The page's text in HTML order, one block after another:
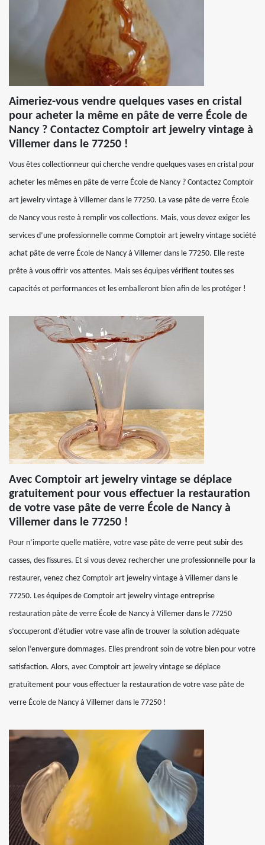
Aimeriez-vous vendre quelques vases en cristal
pour acheter la même en pâte de verre École de
Nancy ? Contactez Comptoir art jewelry vintage à
Villemer dans le 77250 !
Vous êtes collectionneur qui cherche vendre quelques vases en cristal pour
acheter les mêmes en pâte de verre École de Nancy ? Contactez Comptoir
art jewelry vintage à Villemer dans le 77250. La vase pâte de verre École
de Nancy vous reste à remplir vos collections. Mais, vous devez exiger les
services d’une professionnelle comme Comptoir art jewelry vintage société
achat pâte de verre École de Nancy à Villemer dans le 77250. Elle reste
prête à vous offrir vos attentes. Mais ses équipes vérifient toutes ses
capacités et performances et les emballeront bien afin de les protéger !
Avec Comptoir art jewelry vintage se déplace
gratuitement pour vous effectuer la restauration
de votre vase pâte de verre École de Nancy à
Villemer dans le 77250 !
Pour n’importe quelle matière, votre vase pâte de verre peut subir des
casses, des fissures. Et si vous devez rechercher une professionnelle pour la
restaurer, venez chez Comptoir art jewelry vintage à Villemer dans le
77250. Les équipes de Comptoir art jewelry vintage entreprise
restauration pâte de verre École de Nancy à Villemer dans le 77250
s’occuperont d’étudier votre vase afin de trouver la solution adéquate
selon l’envergure dommages. Elles prendront soin de votre bien pour votre
satisfaction. Alors, avec Comptoir art jewelry vintage se déplace
gratuitement pour vous effectuer la restauration de votre vase pâte de
verre École de Nancy à Villemer dans le 77250 !